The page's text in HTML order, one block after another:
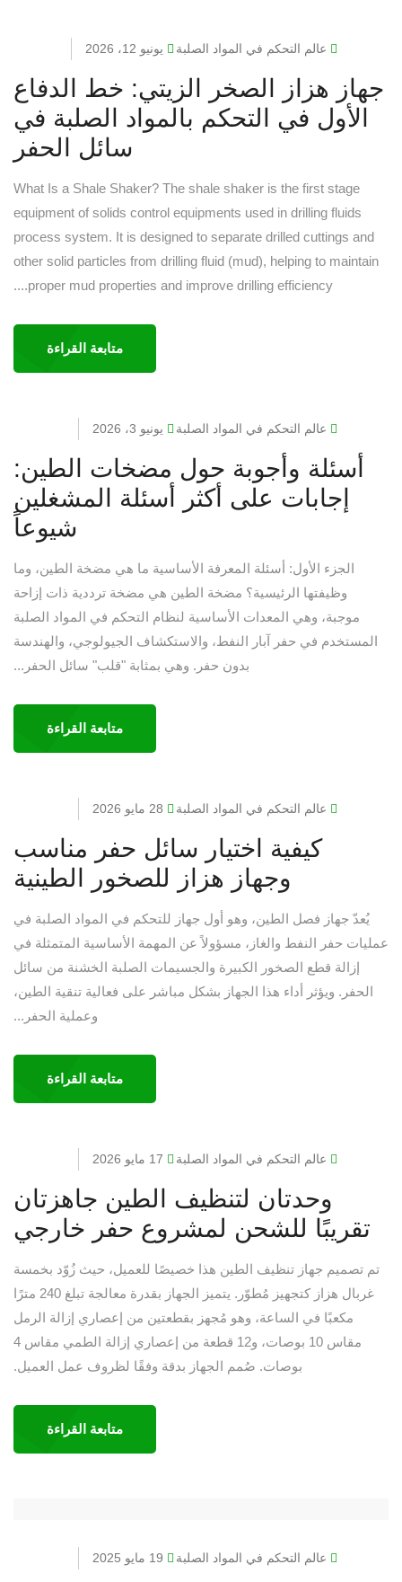
عالم التحكم في المواد الصلبة يونيو 12، 2026
جهاز هزاز الصخر الزيتي: خط الدفاع
الأول في التحكم بالمواد الصلبة في
سائل الحفر
What Is a Shale Shaker? The shale shaker is the first stage
equipment of solids control equipments used in drilling fluids
process system. It is designed to separate drilled cuttings and
other solid particles from drilling fluid (mud), helping to maintain
proper mud properties and improve drilling efficiency....
متابعة القراءة
عالم التحكم في المواد الصلبة يونيو 3، 2026
أسئلة وأجوبة حول مضخات الطين:
إجابات على أكثر أسئلة المشغلين
شيوعاً
الجزء الأول: أسئلة المعرفة الأساسية ما هي مضخة الطين، وما
وظيفتها الرئيسية؟ مضخة الطين هي مضخة ترددية ذات إزاحة
موجبة، وهي المعدات الأساسية لنظام التحكم في المواد الصلبة
المستخدم في حفر آبار النفط، والاستكشاف الجيولوجي، والهندسة
بدون حفر. وهي بمثابة "قلب" سائل الحفر...
متابعة القراءة
عالم التحكم في المواد الصلبة 28 مايو 2026
كيفية اختيار سائل حفر مناسب
وجهاز هزاز للصخور الطينية
يُعدّ جهاز فصل الطين، وهو أول جهاز للتحكم في المواد الصلبة في
عمليات حفر النفط والغاز، مسؤولاً عن المهمة الأساسية المتمثلة في
إزالة قطع الصخور الكبيرة والجسيمات الصلبة الخشنة من سائل
الحفر. ويؤثر أداء هذا الجهاز بشكل مباشر على فعالية تنقية الطين،
وعملية الحفر...
متابعة القراءة
عالم التحكم في المواد الصلبة 17 مايو 2026
وحدتان لتنظيف الطين جاهزتان
تقريبًا للشحن لمشروع حفر خارجي
تم تصميم جهاز تنظيف الطين هذا خصيصًا للعميل، حيث زُوّد بخمسة
غربال هزاز كتجهيز مُطوّر. يتميز الجهاز بقدرة معالجة تبلغ 240 مترًا
مكعبًا في الساعة، وهو مُجهز بقطعتين من إعصاري إزالة الرمل
مقاس 10 بوصات، و12 قطعة من إعصاري إزالة الطمي مقاس 4
بوصات. صُمم الجهاز بدقة وفقًا لظروف عمل العميل.
متابعة القراءة
عالم التحكم في المواد الصلبة 19 مايو 2025